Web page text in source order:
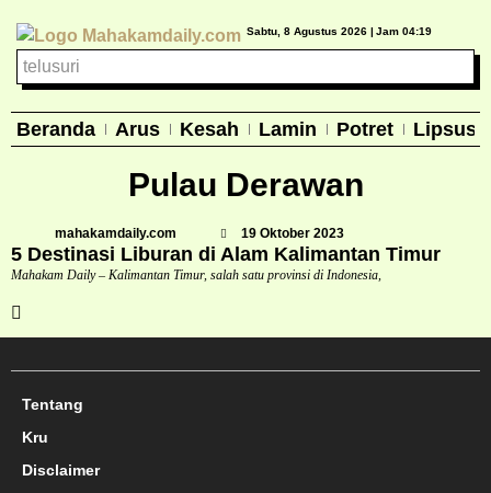
Sabtu, 8 Agustus 2026 | Jam 04:19
Beranda Arus Kesah Lamin Potret Lipsus
Pulau Derawan
mahakamdaily.com 19 Oktober 2023
5 Destinasi Liburan di Alam Kalimantan Timur
Mahakam Daily – Kalimantan Timur, salah satu provinsi di Indonesia,
Tentang
Kru
Disclaimer